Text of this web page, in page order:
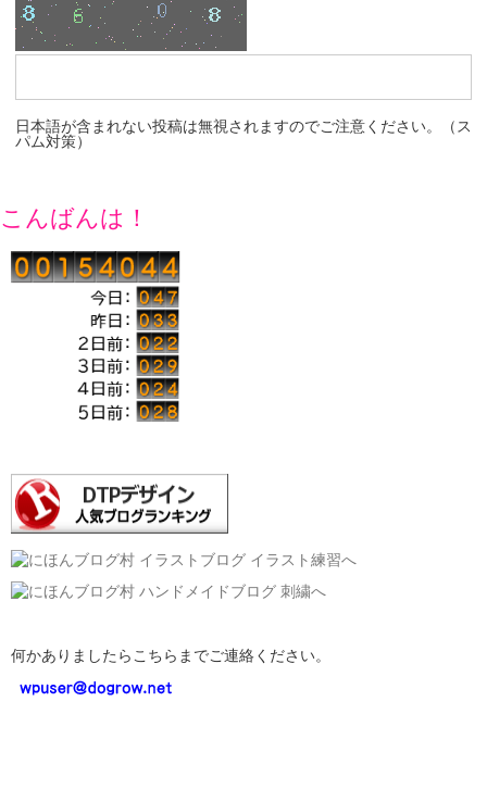
日本語が含まれない投稿は無視されますのでご注意ください。（ス
パム対策）
こんばんは！
何かありましたらこちらまでご連絡ください。